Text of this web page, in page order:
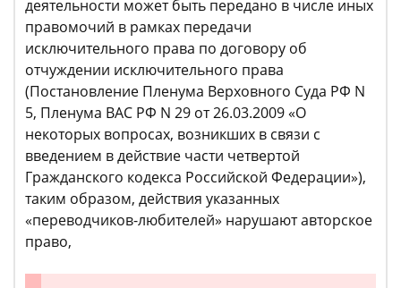
деятельности может быть передано в числе иных
правомочий в рамках передачи
исключительного права по договору об
отчуждении исключительного права
(Постановление Пленума Верховного Суда РФ N
5, Пленума ВАС РФ N 29 от 26.03.2009 «О
некоторых вопросах, возникших в связи с
введением в действие части четвертой
Гражданского кодекса Российской Федерации»),
таким образом, действия указанных
«переводчиков-любителей» нарушают авторское
право,